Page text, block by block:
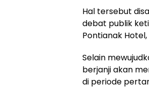
Hal tersebut
debat publik
Pontianak Hotel,
Selain
berjanji akan
di periode